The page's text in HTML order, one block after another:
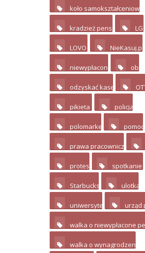
koło samokształceniowe
kradzież pensji 2 LG
LOVO 4 NieKasuj.pl
niewypłacone 2 obi
odzyskać kasę 2
pikieta 12 policja
polomarket 2 pomoc
prawa pracownicze 4
protest 3 spotkanie
Starbucks 2 ulotka
uniwersytet 2 urząd
walka o niewypłacone
walka o wynagrodzenie